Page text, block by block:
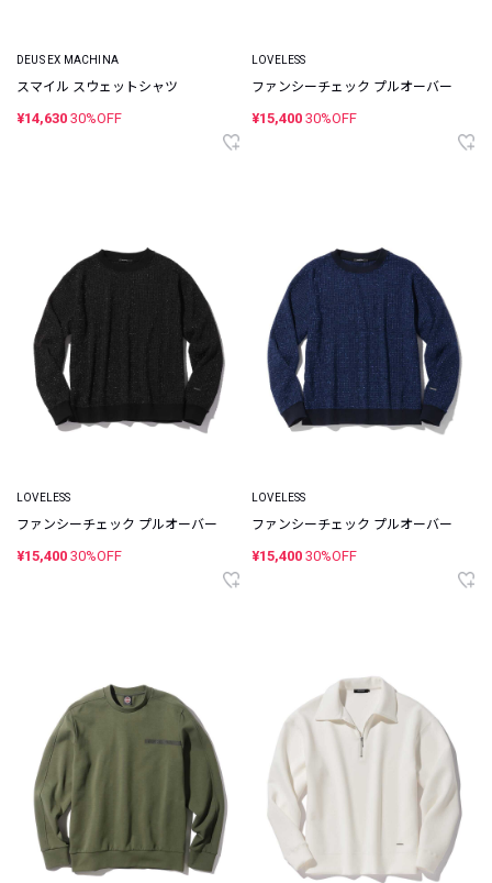
DEUS EX MACHINA
スマイル スウェットシャツ
¥14,630 30%OFF
LOVELESS
ファンシーチェック プルオーバー
¥15,400 30%OFF
LOVELESS
ファンシーチェック プルオーバー
¥15,400 30%OFF
LOVELESS
ファンシーチェック プルオーバー
¥15,400 30%OFF